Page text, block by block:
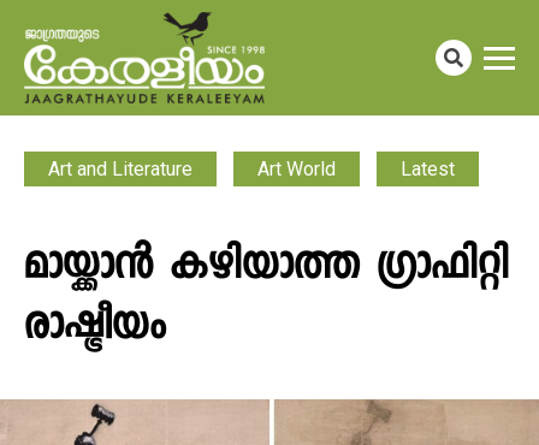
Art and Literature Art World Latest
മായ്ക്കാൻ കഴിയാത്ത ​ഗ്രാഫിറ്റി
രാഷ്ട്രീയം